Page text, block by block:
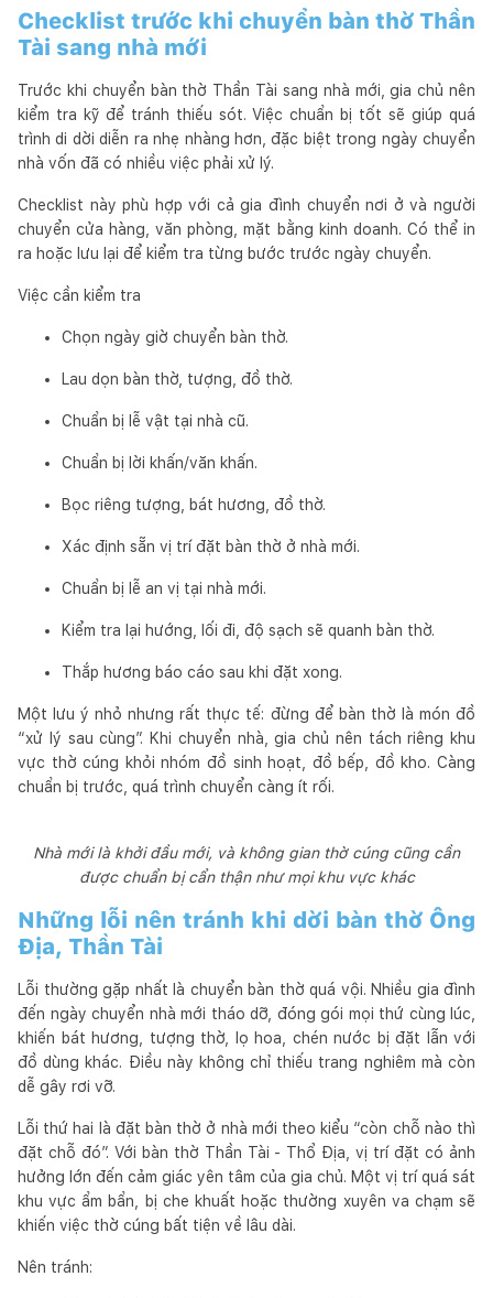
Checklist trước khi chuyển bàn thờ Thần
Tài sang nhà mới
Trước khi chuyển bàn thờ Thần Tài sang nhà mới, gia chủ nên
kiểm tra kỹ để tránh thiếu sót. Việc chuẩn bị tốt sẽ giúp quá
trình di dời diễn ra nhẹ nhàng hơn, đặc biệt trong ngày chuyển
nhà vốn đã có nhiều việc phải xử lý.
Checklist này phù hợp với cả gia đình chuyển nơi ở và người
chuyển cửa hàng, văn phòng, mặt bằng kinh doanh. Có thể in
ra hoặc lưu lại để kiểm tra từng bước trước ngày chuyển.
Việc cần kiểm tra
Chọn ngày giờ chuyển bàn thờ.
Lau dọn bàn thờ, tượng, đồ thờ.
Chuẩn bị lễ vật tại nhà cũ.
Chuẩn bị lời khấn/văn khấn.
Bọc riêng tượng, bát hương, đồ thờ.
Xác định sẵn vị trí đặt bàn thờ ở nhà mới.
Chuẩn bị lễ an vị tại nhà mới.
Kiểm tra lại hướng, lối đi, độ sạch sẽ quanh bàn thờ.
Thắp hương báo cáo sau khi đặt xong.
Một lưu ý nhỏ nhưng rất thực tế: đừng để bàn thờ là món đồ
“xử lý sau cùng”. Khi chuyển nhà, gia chủ nên tách riêng khu
vực thờ cúng khỏi nhóm đồ sinh hoạt, đồ bếp, đồ kho. Càng
chuẩn bị trước, quá trình chuyển càng ít rối.
Nhà mới là khởi đầu mới, và không gian thờ cúng cũng cần
được chuẩn bị cẩn thận như mọi khu vực khác
Những lỗi nên tránh khi dời bàn thờ Ông
Địa, Thần Tài
Lỗi thường gặp nhất là chuyển bàn thờ quá vội. Nhiều gia đình
đến ngày chuyển nhà mới tháo dỡ, đóng gói mọi thứ cùng lúc,
khiến bát hương, tượng thờ, lọ hoa, chén nước bị đặt lẫn với
đồ dùng khác. Điều này không chỉ thiếu trang nghiêm mà còn
dễ gây rơi vỡ.
Lỗi thứ hai là đặt bàn thờ ở nhà mới theo kiểu “còn chỗ nào thì
đặt chỗ đó”. Với bàn thờ Thần Tài - Thổ Địa, vị trí đặt có ảnh
hưởng lớn đến cảm giác yên tâm của gia chủ. Một vị trí quá sát
khu vực ẩm bẩn, bị che khuất hoặc thường xuyên va chạm sẽ
khiến việc thờ cúng bất tiện về lâu dài.
Nên tránh: